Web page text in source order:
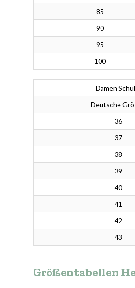
85
90
95
100
Damen
Deutsche
36
37
38
39
40
41
42
43
Größentabellen